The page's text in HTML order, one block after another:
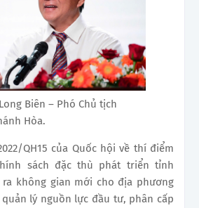
Biên – Phó Chủ tịch
Hòa.
QH15 của Quốc hội về thí điểm
sách đặc thù phát triển tỉnh
ra không gian mới cho địa phương
lý nguồn lực đầu tư, phân cấp